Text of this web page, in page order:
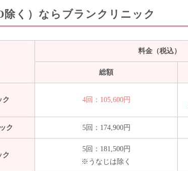
除く）ならブランクリニック
料金（税込）
総額
ク 4回：105,600円
ク 5回：174,900円
ク
5回：181,500円
※うなじは除く